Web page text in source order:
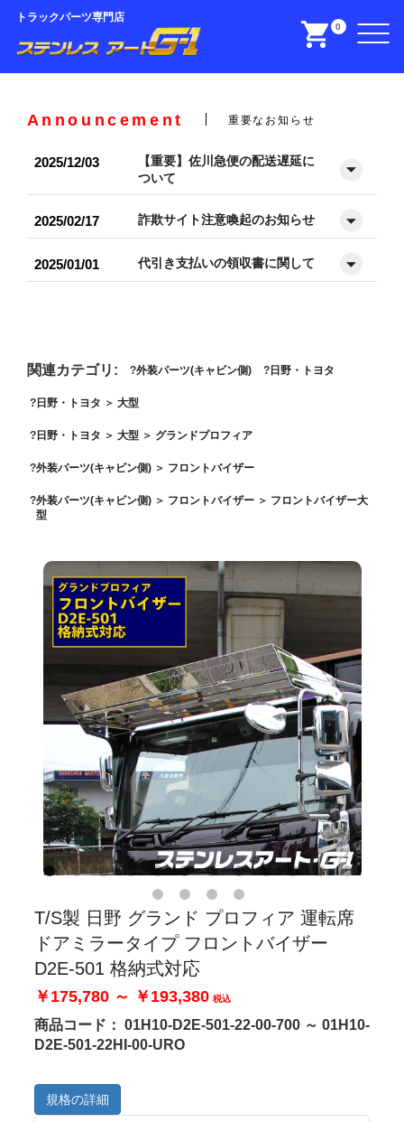
トラックパーツ専門店
0
Announcement 重要なお知らせ
2025/12/03
【重要】佐川急便の配送遅延に
ついて
2025/02/17 詐欺サイト注意喚起のお知らせ
2025/01/01 代引き支払いの領収書に関して
関連カテゴリ: 外装パーツ(キャビン側) 日野・トヨタ
日野・トヨタ ＞ 大型
日野・トヨタ ＞ 大型 ＞ グランドプロフィア
外装パーツ(キャビン側) ＞ フロントバイザー
外装パーツ(キャビン側) ＞ フロントバイザー ＞ フロントバイザー大
型
T/S製 日野 グランド プロフィア 運転席
ドアミラータイプ フロントバイザー
D2E-501 格納式対応
￥175,780 ～ ￥193,380 税込
商品コード： 01H10-D2E-501-22-00-700 ～ 01H10-
D2E-501-22HI-00-URO
規格の詳細